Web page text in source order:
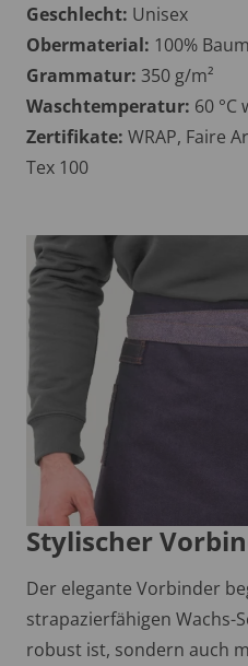
Geschlecht: Unisex
Obermaterial: 100%
Grammatur: 350 g/m²
Waschtemperatur: 60
Zertifikate: WRAP, Faire
Tex 100
Stylischer
Der elegante Vorbinder
strapazierfähigen Wachs-
robust ist, sondern auch